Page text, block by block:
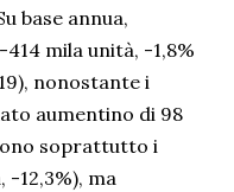
base annua,
mila unità, -1,8%
nonostante i
aumentino di 98
soprattutto i
12,3%), ma